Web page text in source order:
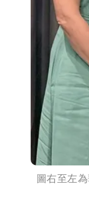
圖右至左